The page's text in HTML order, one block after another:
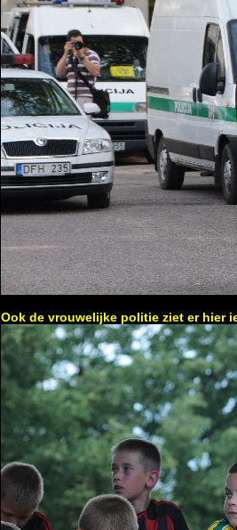
Ook de vrouwelijke politie ziet er hier